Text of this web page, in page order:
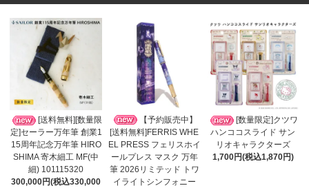
[送料無料][数量限
定]セーラー万年筆 創業1
15周年記念万年筆 HIRO
SHIMA 寄木細工 MF(中
細) 101115320
300,000円(税込330,000
【予約販売中】
[送料無料]FERRIS WHE
EL PRESS フェリスホイ
ールプレス マスク 万年
筆 2026リミテッド トワ
イライトシンフォニー
[数量限定]クツワ
ハンココスライド サン
リオキャラクターズ
1,700円(税込1,870円)